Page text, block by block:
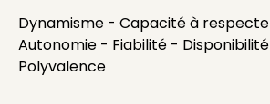
Dynamisme - Capacité à
Autonomie - Fiabilité -
Polyvalence